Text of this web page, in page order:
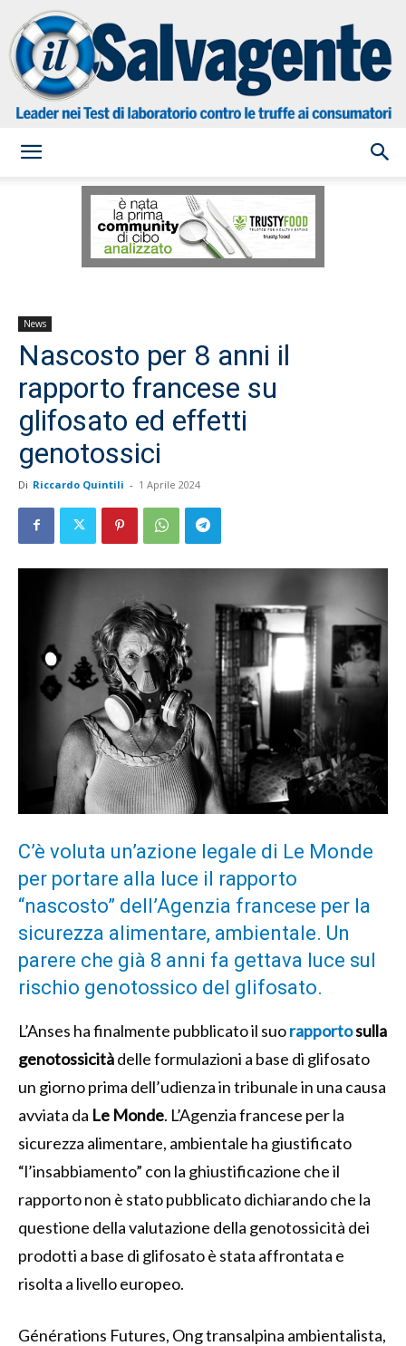
Salvagente
News
Nascosto per 8 anni il
rapporto francese su
glifosato ed effetti
genotossici
Di Riccardo Quintili - 1 Aprile 2024
C’è voluta un’azione legale di Le Monde
per portare alla luce il rapporto
“nascosto” dell’Agenzia francese per la
sicurezza alimentare, ambientale. Un
parere che già 8 anni fa gettava luce sul
rischio genotossico del glifosato.
L’Anses ha finalmente pubblicato il suorapportosulla
genotossicitàdelle formulazioni a base di glifosato
un giorno prima dell’udienza in tribunale in una causa
avviata da Le Monde. L’Agenzia francese per la
sicurezza alimentare, ambientale ha giustificato
“l’insabbiamento” con la ghiustificazione che il
rapporto non è stato pubblicato dichiarando che la
questione della valutazione della genotossicità dei
prodotti a base di glifosato è stata affrontata e
risolta a livello europeo.
Générations Futures, Ong transalpina ambientalista,